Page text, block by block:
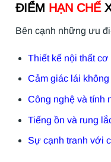
ĐIỂM HẠN CHẾ
Bên cạnh những ưu
Thiết kế nội thất cơ
Cảm giác lái không
Công nghệ và tính
Tiếng ồn và rung
Sự cạnh tranh với